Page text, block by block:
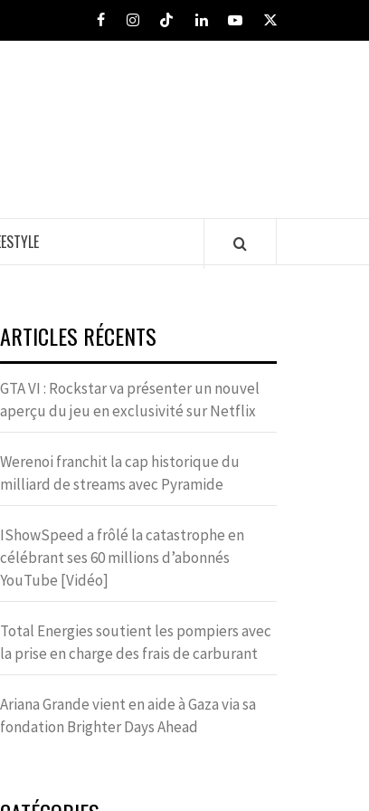
FacebookInstagram
TiktokLinkedInYoutube
X
ARTICLES RÉCENTS
GTA VI : Rockstar va présenter un nouvel
aperçu du jeu en exclusivité sur Netflix
Werenoi franchit la cap historique du
milliard de streams avec Pyramide
IShowSpeed a frôlé la catastrophe en
célébrant ses 60 millions d’abonnés
YouTube [Vidéo]
Total Energies soutient les pompiers avec
la prise en charge des frais de carburant
Ariana Grande vient en aide à Gaza via sa
fondation Brighter Days Ahead